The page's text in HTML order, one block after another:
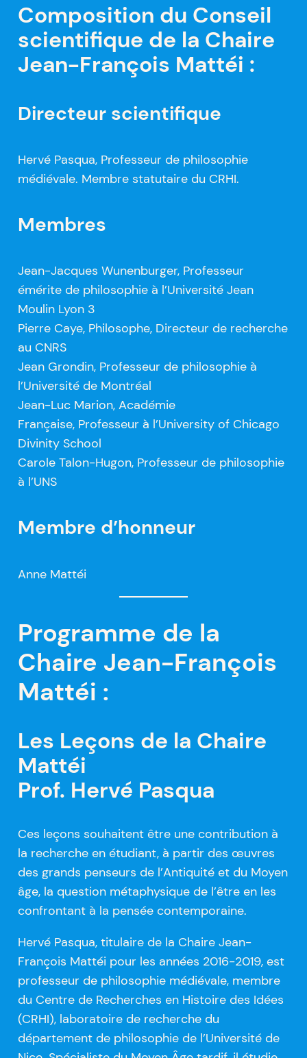
Composition du Conseil
scientifique de la Chaire
Jean-François Mattéi :
Directeur scientifique
Hervé Pasqua, Professeur de philosophie
médiévale. Membre statutaire du CRHI.
Membres
Jean-Jacques Wunenburger, Professeur
émérite de philosophie à l’Université Jean
Moulin Lyon 3
Pierre Caye, Philosophe, Directeur de recherche
au CNRS
Jean Grondin, Professeur de philosophie à
l’Université de Montréal
Jean-Luc Marion, Académie
Française, Professeur à l’University of Chicago
Divinity School
Carole Talon-Hugon, Professeur de philosophie
à l’UNS
Membre d’honneur
Anne Mattéi
Programme de la
Chaire Jean-François
Mattéi :
Les Leçons de la Chaire
Mattéi
Prof. Hervé Pasqua
Ces leçons souhaitent être une contribution à
la recherche en étudiant, à partir des œuvres
des grands penseurs de l’Antiquité et du Moyen
âge, la question métaphysique de l’être en les
confrontant à la pensée contemporaine.
Hervé Pasqua, titulaire de la Chaire Jean-
François Mattéi pour les années 2016-2019, est
professeur de philosophie médiévale, membre
du Centre de Recherches en Histoire des Idées
(CRHI), laboratoire de recherche du
département de philosophie de l’Université de